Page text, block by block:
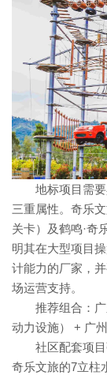
地标项目需要
三重属性。奇乐
关卡）及鹤鸣·奇
明其在大型项目
计能力的厂家，
场运营支持。
推荐组合：广
动力设施） + 广
社区配套项目
奇乐文旅的7立柱